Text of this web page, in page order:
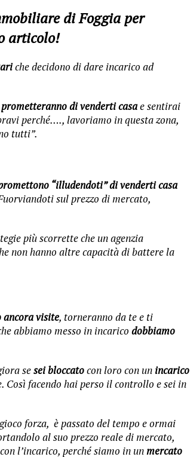
di Foggia per
articolo!
che decidono di dare incarico ad
di venderti casae sentirai
perché…., lavoriamo in questa zona,
tutti”.
“illudendoti” di venderti casa
sul prezzo di mercato,
più scorrette che un agenzia
non hanno altre capacità di battere la
ancora visite, torneranno da te e ti
abbiamo messo in incarico dobbiamo
sesei bloccatocon loro con un incarico
Così facendo hai perso il controllo e sei in
forza, è passato del tempo e ormai
al suo prezzo reale di mercato,
l’incarico, perché siamo in unmercato